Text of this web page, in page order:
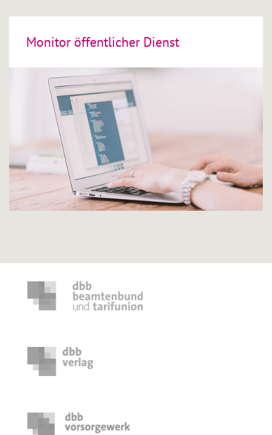
Monitor öffentlicher Dienst